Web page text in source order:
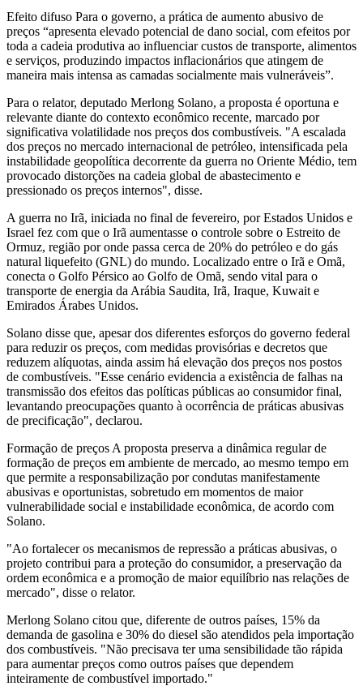
Efeito difuso Para o governo, a prática de aumento abusivo de
preços “apresenta elevado potencial de dano social, com efeitos por
toda a cadeia produtiva ao influenciar custos de transporte, alimentos
e serviços, produzindo impactos inflacionários que atingem de
maneira mais intensa as camadas socialmente mais vulneráveis”.
Para o relator, deputado Merlong Solano, a proposta é oportuna e
relevante diante do contexto econômico recente, marcado por
significativa volatilidade nos preços dos combustíveis. "A escalada
dos preços no mercado internacional de petróleo, intensificada pela
instabilidade geopolítica decorrente da guerra no Oriente Médio, tem
provocado distorções na cadeia global de abastecimento e
pressionado os preços internos", disse.
A guerra no Irã, iniciada no final de fevereiro, por Estados Unidos e
Israel fez com que o Irã aumentasse o controle sobre o Estreito de
Ormuz, região por onde passa cerca de 20% do petróleo e do gás
natural liquefeito (GNL) do mundo. Localizado entre o Irã e Omã,
conecta o Golfo Pérsico ao Golfo de Omã, sendo vital para o
transporte de energia da Arábia Saudita, Irã, Iraque, Kuwait e
Emirados Árabes Unidos.
Solano disse que, apesar dos diferentes esforços do governo federal
para reduzir os preços, com medidas provisórias e decretos que
reduzem alíquotas, ainda assim há elevação dos preços nos postos
de combustíveis. "Esse cenário evidencia a existência de falhas na
transmissão dos efeitos das políticas públicas ao consumidor final,
levantando preocupações quanto à ocorrência de práticas abusivas
de precificação", declarou.
Formação de preços A proposta preserva a dinâmica regular de
formação de preços em ambiente de mercado, ao mesmo tempo em
que permite a responsabilização por condutas manifestamente
abusivas e oportunistas, sobretudo em momentos de maior
vulnerabilidade social e instabilidade econômica, de acordo com
Solano.
"Ao fortalecer os mecanismos de repressão a práticas abusivas, o
projeto contribui para a proteção do consumidor, a preservação da
ordem econômica e a promoção de maior equilíbrio nas relações de
mercado", disse o relator.
Merlong Solano citou que, diferente de outros países, 15% da
demanda de gasolina e 30% do diesel são atendidos pela importação
dos combustíveis. "Não precisava ter uma sensibilidade tão rápida
para aumentar preços como outros países que dependem
inteiramente de combustível importado."